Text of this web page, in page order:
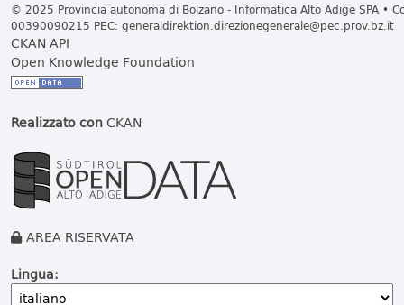
© 2025 Provincia autonoma di Bolzano - Informatica Alto Adige SPA •
00390090215 PEC: generaldirektion.direzionegenerale@pec.prov.bz.it
CKAN API
Open Knowledge Foundation
Realizzato conCKAN
AREA RISERVATA
Lingua